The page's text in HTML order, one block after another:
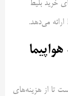
خرید بلیط
می‌دهد.
تا از هزینه‌های